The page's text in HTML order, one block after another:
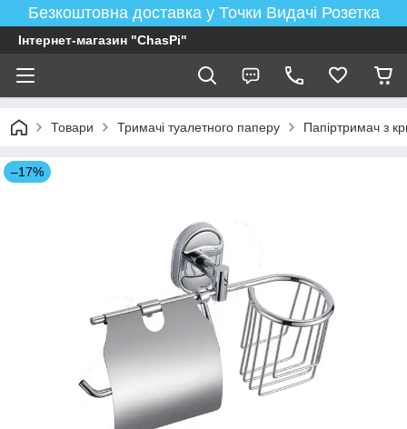
Безкоштовна доставка у Точки Видачі Розетка
Інтернет-магазин "ChasPi"
Товари Тримачі туалетного паперу Папіртримач з
–17%